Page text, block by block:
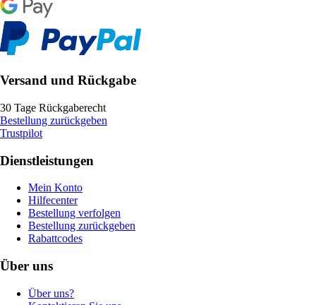
Versand und Rückgabe
30 Tage Rückgaberecht
Bestellung zurückgeben
Trustpilot
Dienstleistungen
Mein Konto
Hilfecenter
Bestellung verfolgen
Bestellung zurückgeben
Rabattcodes
Über uns
Über uns?